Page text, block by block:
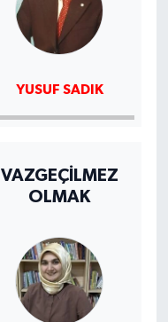
uzanan ışık”
YUSUF SADIK
VAZGEÇİLMEZ
OLMAK